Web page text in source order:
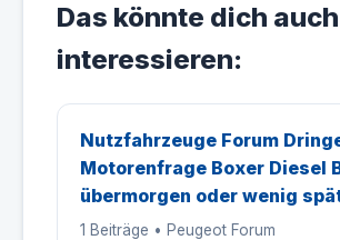
Das könnte dich auch
interessieren:
Nutzfahrzeuge Forum
Motorenfrage Boxer Diesel
übermorgen oder wenig
1 Beiträge • Peugeot Forum